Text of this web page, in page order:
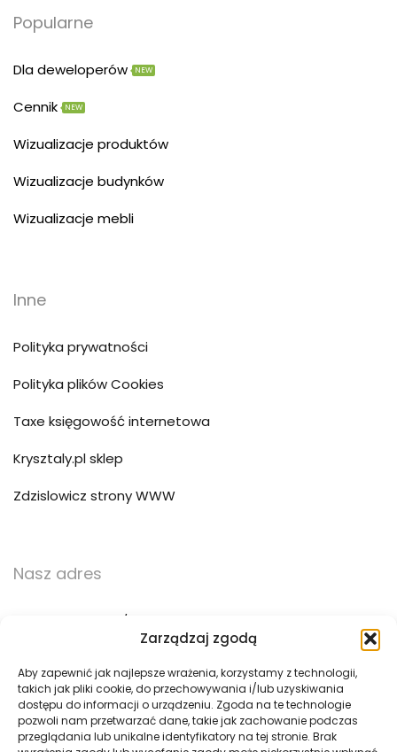
Zarządzaj zgodą
Aby zapewnić jak najlepsze wrażenia, korzystamy z technologii,
takich jak pliki cookie, do przechowywania i/lub uzyskiwania
dostępu do informacji o urządzeniu. Zgoda na te technologie
pozwoli nam przetwarzać dane, takie jak zachowanie podczas
przeglądania lub unikalne identyfikatory na tej stronie. Brak
Popularne
Dla deweloperów NEW
Cennik NEW
Wizualizacje produktów
Wizualizacje budynków
Wizualizacje mebli
Inne
Polityka prywatności
Polityka plików Cookies
Taxe księgowość internetowa
Krysztaly.pl sklep
Zdzislowicz strony WWW
Nasz adres
ul. Trzebińska 56/15
783 783 360
biuro@pogotowie3d.pl